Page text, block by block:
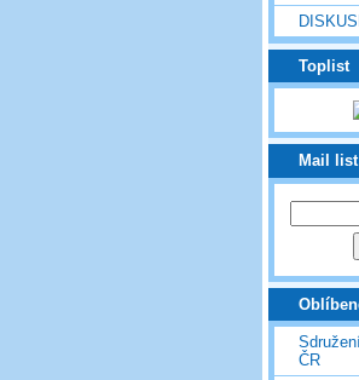
Toplist
Mail list
ČR